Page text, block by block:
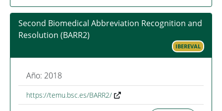
Second Biomedical Abbreviation Recognition and
Resolution (BARR2)
IBEREVAL
Año: 2018
https://temu.bsc.es/BARR2/